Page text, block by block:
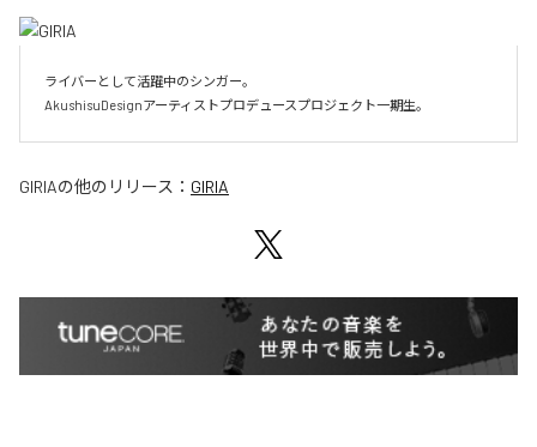
ライバーとして活躍中のシンガー。
AkushisuDesignアーティストプロデュースプロジェクト一期生。
GIRIAの他のリリース： GIRIA